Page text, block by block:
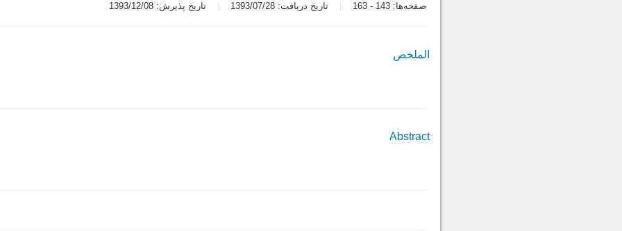
صفحه‌ها: 143
-
163 تاریخ دریافت: 1393/07/28 تاریخ پذیرش: 1393/12/08
الملخص
Abstract